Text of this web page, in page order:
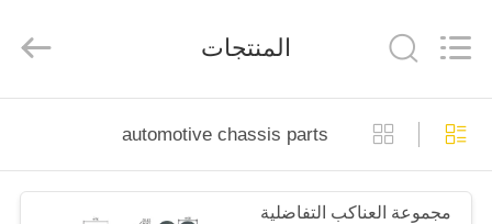
منزل
منتجات
Export
Co.,Ltd..
Reserved.
المنتجات
automotive chassis parts
مجموعة العناكب التفاضلية